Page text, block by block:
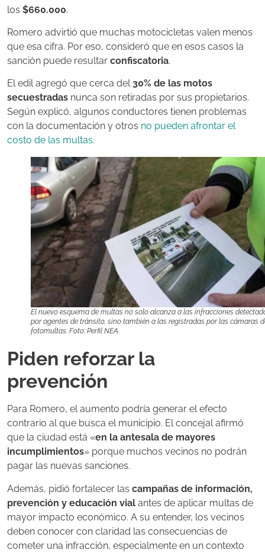
los $660.000.
Romero advirtió que muchas motocicletas valen menos
que esa cifra. Por eso, consideró que en esos casos la
sanción puede resultar confiscatoria.
El edil agregó que cerca del30% de las motos
secuestradas nunca son retiradas por sus propietarios.
Según explicó, algunos conductores tienen problemas
con la documentación y otros no pueden afrontar el
costo de las multas.
El nuevo esquema de multas no solo alcanza a las infracciones
por agentes de tránsito, sino también a las registradas por las cámaras
fotomultas. Foto: Perfil NEA
Piden reforzar la
prevención
Para Romero, el aumento podría generar el efecto
contrario al que busca el municipio. El concejal afirmó
que la ciudad está «en la antesala de mayores
incumplimientos» porque muchos vecinos no podrán
pagar las nuevas sanciones.
Además, pidió fortalecer las campañas de información,
prevención y educación vial antes de aplicar multas de
mayor impacto económico. A su entender, los vecinos
deben conocer con claridad las consecuencias de
cometer una infracción, especialmente en un contexto